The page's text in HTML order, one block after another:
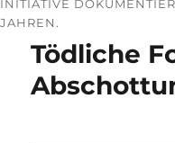
INITIATIVE
JAHREN.
Tödliche